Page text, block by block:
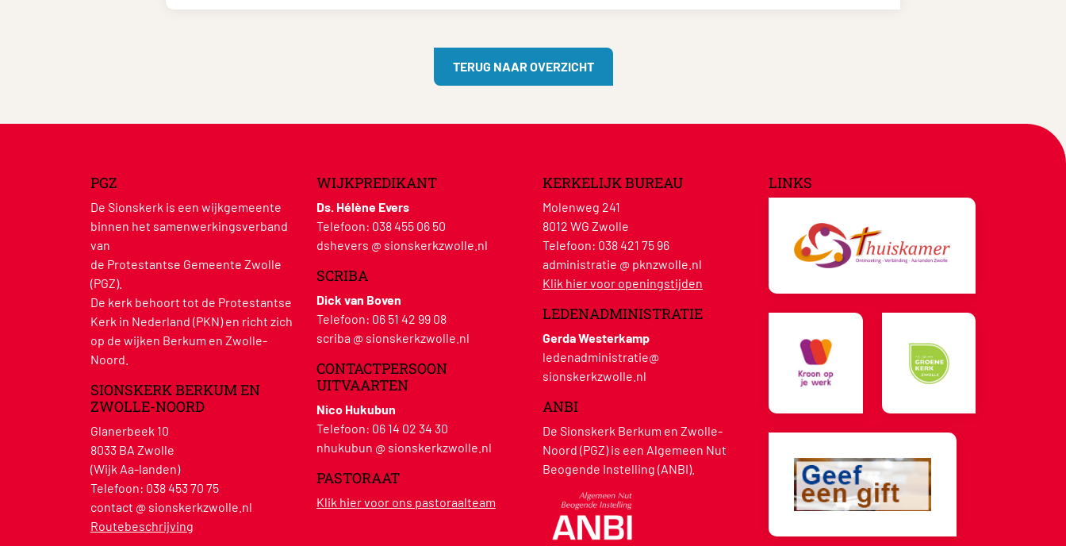
TERUG NAAR OVERZICHT
PGZ
De Sionskerk is een wijkgemeente
binnen het samenwerkingsverband
van
de Protestantse Gemeente Zwolle
(PGZ).
De kerk behoort tot de Protestantse
Kerk in Nederland (PKN) en richt zich
op de wijken Berkum en Zwolle-
Noord.
SIONSKERK BERKUM EN
ZWOLLE-NOORD
Glanerbeek 10
8033 BA Zwolle
(Wijk Aa-landen)
Telefoon: 038 453 70 75
contact @ sionskerkzwolle.nl
Routebeschrijving
WIJKPREDIKANT
Ds. Hélène Evers
Telefoon: 038 455 06 50
dshevers @ sionskerkzwolle.nl
SCRIBA
Dick van Boven
Telefoon: 06 51 42 99 08
scriba @ sionskerkzwolle.nl
CONTACTPERSOON
UITVAARTEN
Nico Hukubun
Telefoon: 06 14 02 34 30
nhukubun @ sionskerkzwolle.nl
PASTORAAT
Klik hier voor ons pastoraalteam
KERKELIJK BUREAU
Molenweg 241
8012 WG Zwolle
Telefoon: 038 421 75 96
administratie @ pknzwolle.nl
Klik hier voor openingstijden
LEDENADMINISTRATIE
Gerda Westerkamp
ledenadministratie@
sionskerkzwolle.nl
ANBI
De Sionskerk Berkum en Zwolle-
Noord (PGZ) is een Algemeen Nut
Beogende Instelling (ANBI).
LINKS